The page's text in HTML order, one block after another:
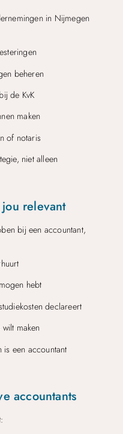
in Nijmegen
beheren
de KvK
maken
of notaris
niet alleen
relevant
bij een accountant,
hebt
declareert
maken
een accountant
accountants